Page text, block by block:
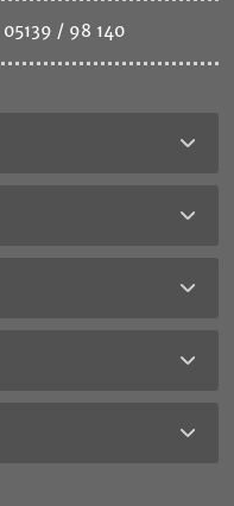
05139 / 98 140